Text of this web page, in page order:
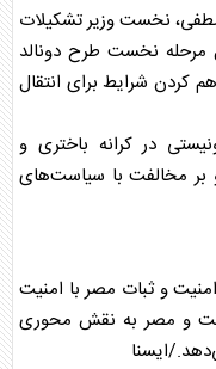
نخست وزیر تشکیلات
مرحله نخست طرح دونالد
کردن شرایط برای انتقال
در کرانه باختری و
مخالفت با سیاست‌های
و ثبات مصربا امنیت
و مصربه نقش محوری
ایسنا